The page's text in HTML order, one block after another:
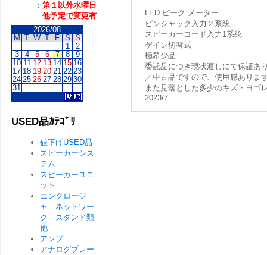
LED ピーク メーター
ピンジャック入力２系統
スピーカーコード入力1系統
ゲイン切替式
極希少品
委託品につき現状渡しにて保証あ
／中古品ですので、使用感ありま
また見落とした多少のキズ・ヨゴ
2023/7
： 第１以外水曜日
他予定で変更有
2026/08
M T W T F S S
1
2
3
4 5 6 7 8
9
10 11 12 13 14 15 16
17 18 19 20 21 22 23
24 25 26 27 28 29 30
31
USED品ｶﾃｺﾞﾘ
値下げUSED品
スピーカーシス
テム
スピーカーユニ
ット
エンクロージ
ャ ネットワー
ク スタンド類
他
アンプ
アナログプレー